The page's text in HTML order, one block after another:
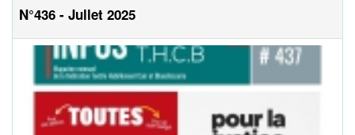
N°436 - Jullet 2025